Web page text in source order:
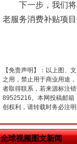
下一步，我们将
老服务消费补贴项
【免责声明】：以上图、
之用，禁止用于商业用途
者取得联系，若来源标注
89525216。本网投稿邮箱
创权利，请转载时务必注
全球视频图文新闻
在谋一域